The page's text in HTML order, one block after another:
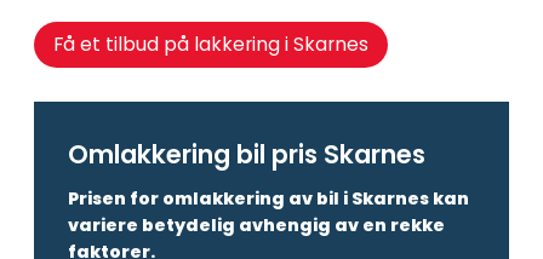
Få et tilbud på lakkering i Skarnes
Omlakkering bil pris Skarnes
Prisen for omlakkering av bil i Skarnes kan
variere betydelig avhengig av en rekke
faktorer.